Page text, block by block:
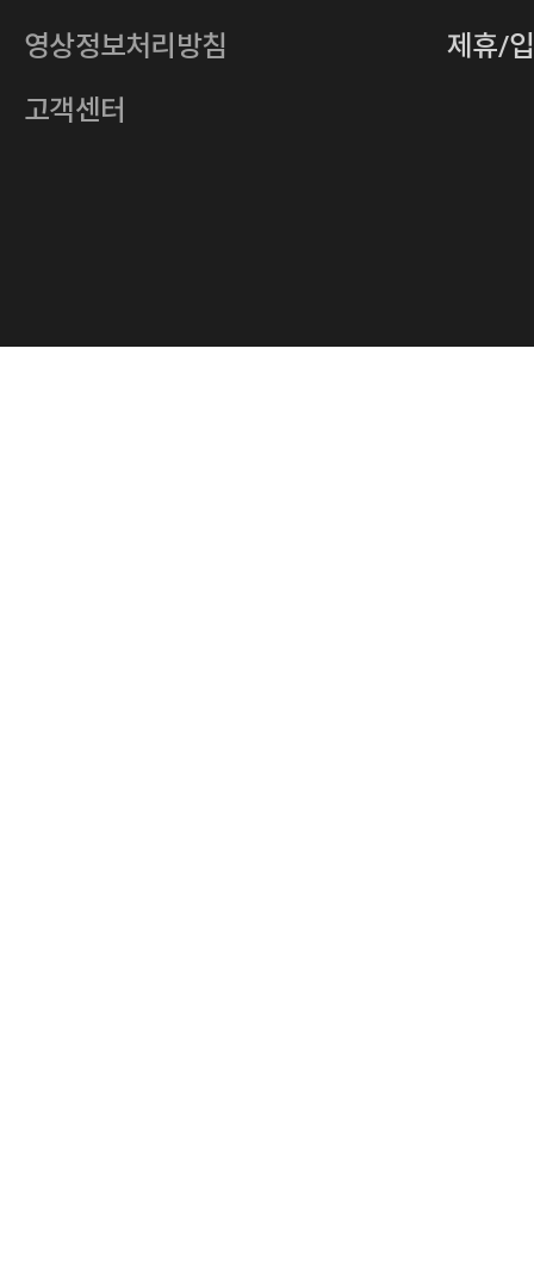
주소 서울특별시 중구 다산로14길 12 (신당
호스팅사업자
영상정보처리방침
고객센터
제휴/